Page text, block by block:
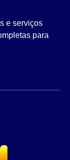
e serviços
para